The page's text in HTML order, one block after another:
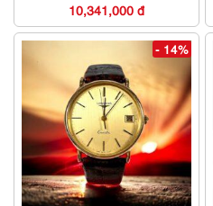
10,341,000 đ
- 14%